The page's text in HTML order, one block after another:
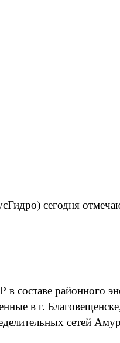
сегодня
составе районного
в г.
сетей